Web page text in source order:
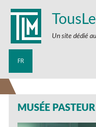
Un site dédié
FR
MUSÉE